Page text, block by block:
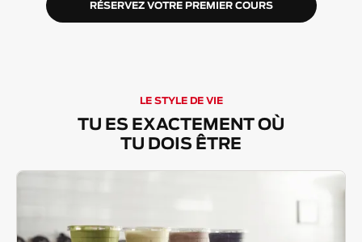
RÉSERVEZ VOTRE PREMIER COURS
LE STYLE DE VIE
TU ES EXACTEMENT OÙ
TU DOIS ÊTRE